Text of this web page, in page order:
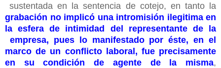
sustentada en la sentencia de cotejo, en tanto la
grabación no implicó una intromisión ilegitima en
la esfera de intimidad del representante de la
empresa, pues lo manifestado por éste, en el
marco de un conflicto laboral, fue precisamente
en su condición de agente de la misma,